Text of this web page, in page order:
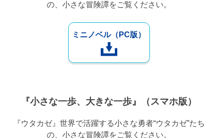
の、小さな冒険譚をご覧ください。
ミニノベル（PC版）
『小さな一歩、大きな一歩』（スマホ版）
『ウタカゼ』世界で活躍する小さな勇者“ウタカゼ”たち
の、小さな冒険譚をご覧ください。